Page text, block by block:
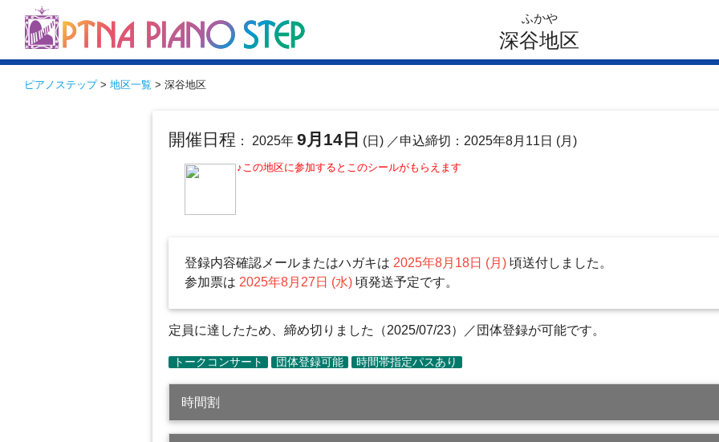
ふかや
深谷地区
ピアノステップ> 地区一覧 > 深谷地区
開催日程 ： 2025年9月14日 (日) ／申込締切：2025年8月11日 (月)
♪この地区に参加するとこのシールがもらえます
登録内容確認メールまたはハガキは 2025年8月18日 (月)頃送付しました。
参加票は 2025年8月27日 (水)頃発送予定です。
定員に達したため、締め切りました（2025/07/23）／団体登録が可能です。
時間割